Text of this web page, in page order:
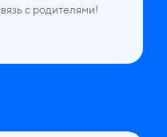
с родителями!